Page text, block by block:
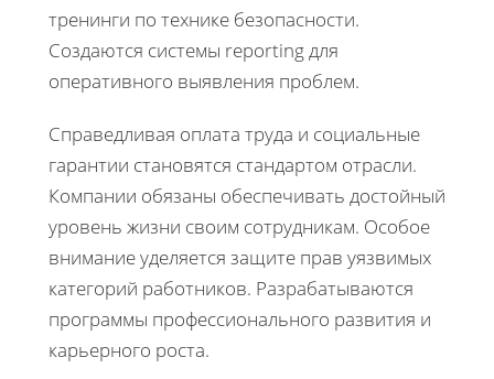
тренинги по технике безопасности.
Создаются системы reporting для
оперативного выявления проблем.
Справедливая оплата труда и социальные
гарантии становятся стандартом отрасли.
Компании обязаны обеспечивать достойный
уровень жизни своим сотрудникам. Особое
внимание уделяется защите прав уязвимых
категорий работников. Разрабатываются
программы профессионального развития и
карьерного роста.